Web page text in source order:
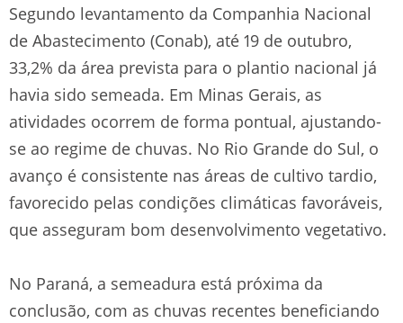
Segundo levantamento da Companhia Nacional
de Abastecimento (Conab), até 19 de outubro,
33,2% da área prevista para o plantio nacional já
havia sido semeada. Em Minas Gerais, as
atividades ocorrem de forma pontual, ajustando-
se ao regime de chuvas. No Rio Grande do Sul, o
avanço é consistente nas áreas de cultivo tardio,
favorecido pelas condições climáticas favoráveis,
que asseguram bom desenvolvimento vegetativo.
No Paraná, a semeadura está próxima da
conclusão, com as chuvas recentes beneficiando